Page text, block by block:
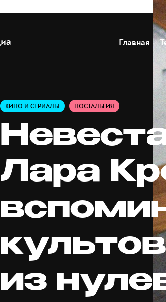
Главная
КИНО И СЕРИАЛЫ НОСТАЛЬГИЯ
Лара
из